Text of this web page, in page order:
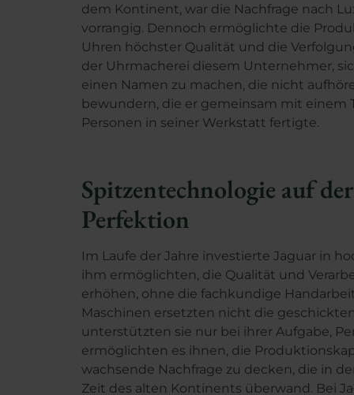
dem Kontinent, war die Nachfrage nach
vorrangig. Dennoch ermöglichte die
Uhren höchster Qualität und die
der Uhrmacherei diesem Unternehmer,
einen Namen zu machen, die nicht
bewundern, die er gemeinsam mit einem
Personen in seiner Werkstatt fertigte.
Spitzentechnologie auf
Perfektion
Im Laufe der Jahre investierte Jaguar in
ihm ermöglichten, die Qualität und
erhöhen, ohne die fachkundige
Maschinen ersetzten nicht die
unterstützten sie nur bei ihrer Aufgabe,
ermöglichten es ihnen, die
wachsende Nachfrage zu decken, die in
Zeit des alten Kontinents überwand. Bei